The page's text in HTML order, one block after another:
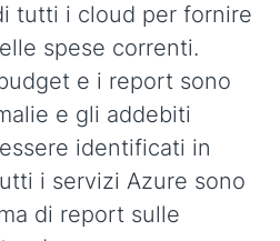
tutti i cloud per fornire
spese correnti.
e i report sono
e gli addebiti
identificati in
i servizi Azure sono
di report sulle